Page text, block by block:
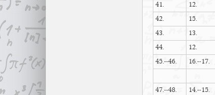
41.
12.
42.
15.
43.
13.
44.
12.
45.--46.
16.--17.
47.--48.
14.--15.